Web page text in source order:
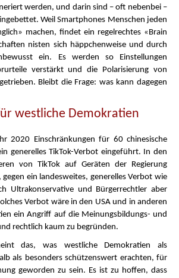
werden, und darin sind – oft nebenbei –
Weil Smartphones Menschen jeden
machen, findet ein regelrechtes «Brain
nisten sich häppchenweise und durch
ein. Es werden so Einstellungen
verstärkt und die Polarisierung von
Bleibt die Frage: was kann dagegen
westliche Demokratien
2020 Einschränkungen für 60 chinesische
generelles TikTok-Verbot eingeführt. In den
von TikTok auf Geräten der Regierung
ein landesweites, generelles Verbot wie
Ultrakonservative und Bürgerrechtler aber
Verbot wäre in den USA und in anderen
ein Angriff auf die Meinungsbildungs- und
rechtlich kaum zu begründen.
das, was westliche Demokratien als
als besonders schützenswert erachten, für
geworden zu sein. Es ist zu hoffen, dass